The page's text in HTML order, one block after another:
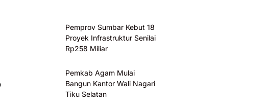
Pemprov Sumbar Kebut 18
Proyek Infrastruktur Senilai
Rp258 Miliar
Pemkab Agam Mulai
Bangun Kantor Wali Nagari
Tiku Selatan